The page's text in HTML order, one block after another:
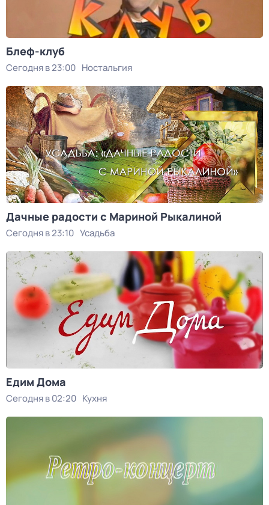
Блеф-клуб
Сегодня в 23:00 Ностальгия
Дачные радости с Мариной Рыкалиной
Сегодня в 23:10 Усадьба
Едим Дома
Сегодня в 02:20 Кухня